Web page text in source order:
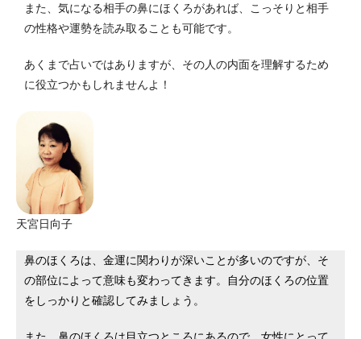
また、気になる相手の鼻にほくろがあれば、こっそりと相手
の性格や運勢を読み取ることも可能です。
あくまで占いではありますが、その人の内面を理解するため
に役立つかもしれませんよ！
天宮日向子
鼻のほくろは、金運に関わりが深いことが多いのですが、そ
の部位によって意味も変わってきます。自分のほくろの位置
をしっかりと確認してみましょう。
また、鼻のほくろは目立つところにあるので、女性にとって